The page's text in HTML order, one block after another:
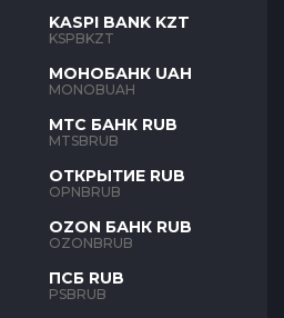
KASPI BANK KZT
KSPBKZT
МОНОБАНК UAH
MONOBUAH
МТС БАНК RUB
MTSBRUB
ОТКРЫТИЕ RUB
OPNBRUB
OZON БАНК RUB
OZONBRUB
ПСБ RUB
PSBRUB